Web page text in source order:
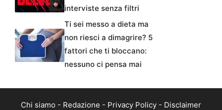
interviste senza filtri
Ti sei messo a dieta ma
non riesci a dimagrire? 5
fattori che ti bloccano:
nessuno ci pensa mai
Chi siamo - Redazione - Privacy Policy - Disclaimer